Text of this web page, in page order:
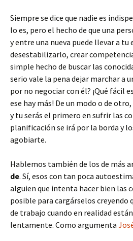
Siempre se dice que nadie es
lo es, pero el hecho de que una
y entre una nueva puede llevar a tu
desestabilizarlo, crear
simple hecho de buscar las
serio vale la pena dejar marchar a
por no negociar con él? ¡Qué fácil
ese hay más! De un modo o de otro,
y tu serás el primero en sufrir las
planificación se irá por la borda y
agobiarte.
Hablemos también de los de más
de. Sí, esos con tan poca
alguien que intenta hacer bien las
posible para cargárselos creyendo
de trabajo cuando en realidad
lentamente. Como argumenta